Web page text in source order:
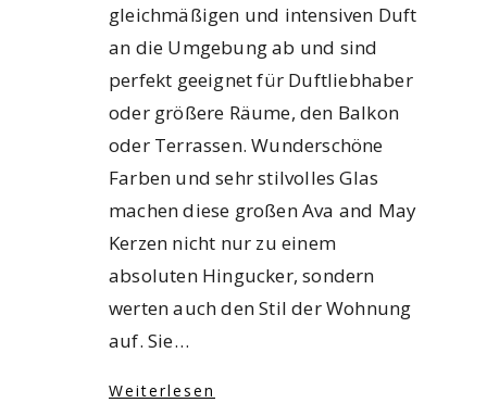
gleichmäßigen und intensiven Duft
an die Umgebung ab und sind
perfekt geeignet für Duftliebhaber
oder größere Räume, den Balkon
oder Terrassen. Wunderschöne
Farben und sehr stilvolles Glas
machen diese großen Ava and May
Kerzen nicht nur zu einem
absoluten Hingucker, sondern
werten auch den Stil der Wohnung
auf. Sie…
Weiterlesen